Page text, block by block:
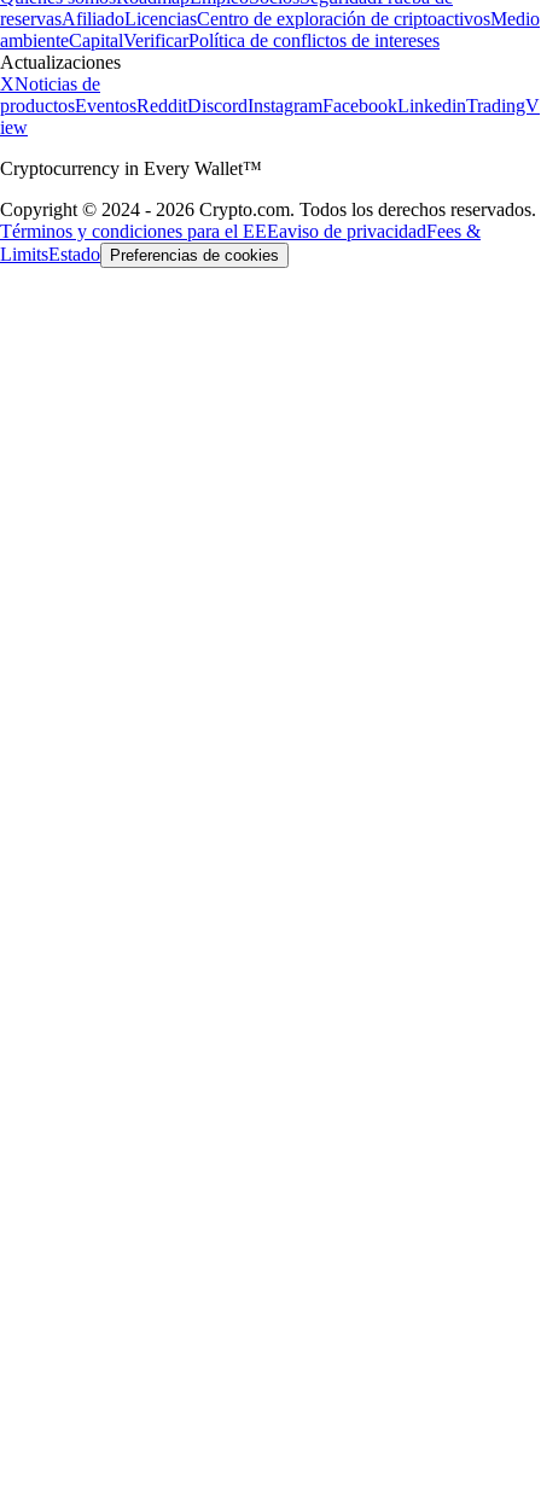
reservasAfiliadoLicenciasCentro de exploración de criptoactivosMedio
ambienteCapitalVerificarPolítica de conflictos de intereses
Actualizaciones
XNoticias de
productosEventosRedditDiscordInstagramFacebookLinkedinTradingV
iew
Cryptocurrency in Every Wallet™
Copyright © 2024 - 2026 Crypto.com. Todos los derechos reservados.
Términos y condiciones para el EEEaviso de privacidadFees &
LimitsEstado Preferencias de cookies